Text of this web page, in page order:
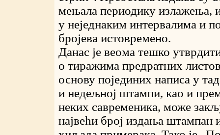
мењала периодику излажења,
у неједнаким интервалима и
бројева истовремено.
Данас је веома тешко
о тиражима предратних
основу појединих написа у
и недељној штампи, као и
неких савременика, може
највећи број издања штампан